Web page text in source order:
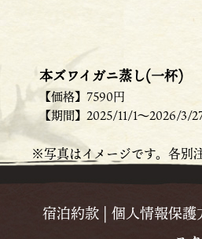
本ズワイガニ蒸し(一杯)
【価格】7590円
【期間】2025/11/1～2026/3/
※写真はイメージです。各別
宿泊約款 | 個人情報保護